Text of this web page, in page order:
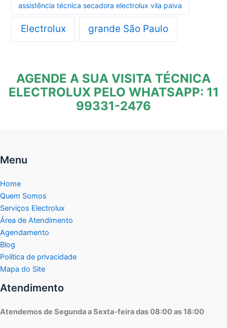
assistência técnica secadora electrolux vila paiva
Electrolux grande São Paulo
AGENDE A SUA VISITA TÉCNICA
ELECTROLUX PELO WHATSAPP: 11
99331-2476
Menu
Home
Quem Somos
Serviços Electrolux
Área de Atendimento
Agendamento
Blog
Política de privacidade
Mapa do Site
Atendimento
Atendemos de Segunda a Sexta-feira das 08:00 as 18:00